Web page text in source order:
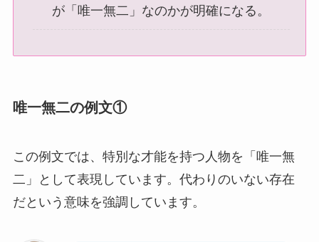
が「唯一無二」なのかが明確になる。
唯一無二の例文①
この例文では、特別な才能を持つ人物を「唯一無
二」として表現しています。代わりのいない存在
だという意味を強調しています。